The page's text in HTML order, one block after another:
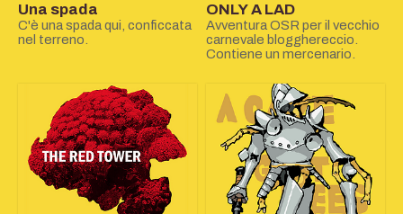
Una spada
C'è una spada qui, conficcata
nel terreno.
ONLY A LAD
Avventura OSR per il vecchio
carnevale blogghereccio.
Contiene un mercenario.